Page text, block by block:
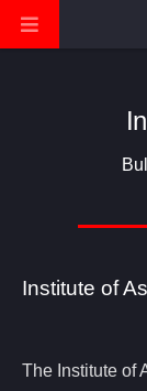
Institute of
The Institute of